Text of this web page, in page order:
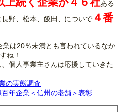
上続く企業が４６社ある
野、松本、飯田、についで ４番
は20％未満とも言われているなか
ね！
個人事業主さんは応援していきた
の実態調査
百年企業＜信州の老舗＞表彰